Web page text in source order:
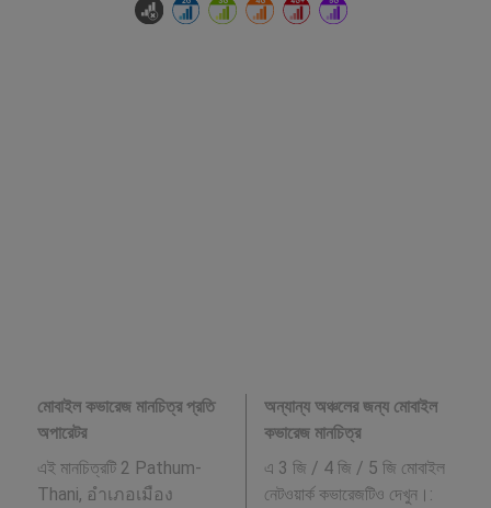
মোবাইল কভারেজ মানচিত্র প্রতি
অপারেটর
এই মানচিত্রটি 2 Pathum-
Thani, อำเภอเมือง
অন্যান্য অঞ্চলের জন্য মোবাইল
কভারেজ মানচিত্র
এ 3 জি / 4 জি / 5 জি মোবাইল
নেটওয়ার্ক কভারেজটিও দেখুন।: